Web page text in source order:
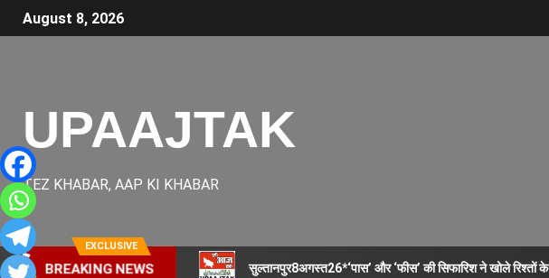
August 8, 2026
UPAAJTAK
TEZ KHABAR, AAP KI KHABAR
EXCLUSIVE
BREAKING NEWS सुल्तानपुर8अगस्त26*‘पास’ और ‘फीस’ की सिफारिश ने खोले रिश्तों